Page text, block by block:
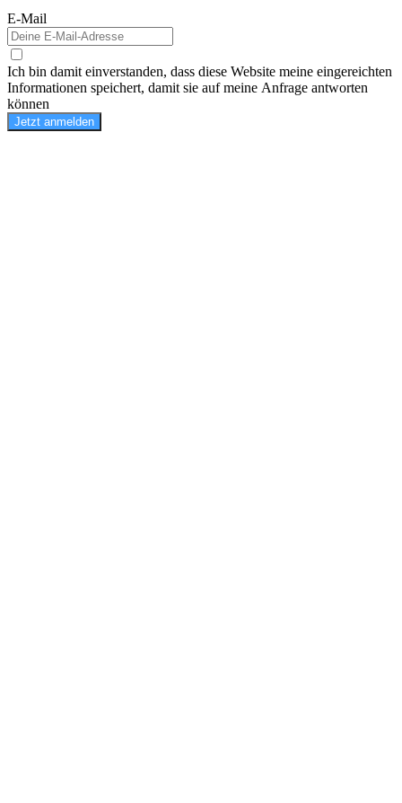
E-Mail
Ich bin damit einverstanden, dass diese Website meine eingereichten
Informationen speichert, damit sie auf meine Anfrage antworten
können
Jetzt anmelden